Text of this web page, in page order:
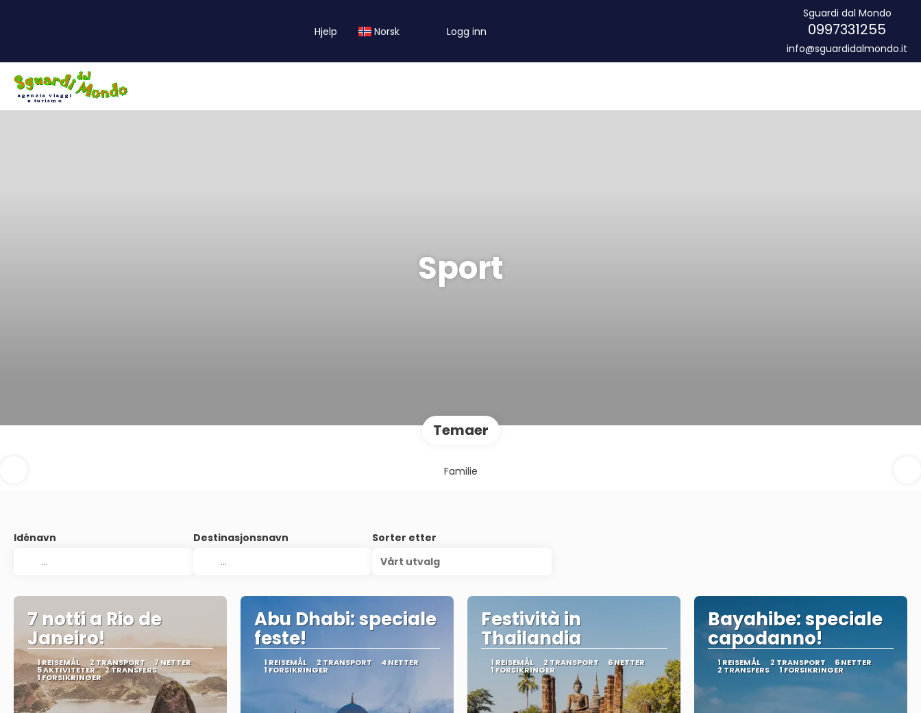
Hjelp Norsk Logg inn
Sguardi dal Mondo
0997331255
info@sguardidalmondo.it
Sport
Temaer
Familie
Idénavn Destinasjonsnavn
Sorter etter
Vårt utvalg
7 notti a Rio de
Janeiro!
1 REISEMÅL 2 TRANSPORT 7 NETTER
5 AKTIVITETER 2 TRANSFERS
1 FORSIKRINGER
Abu Dhabi: speciale
feste!
1 REISEMÅL 2 TRANSPORT 4 NETTER
1 FORSIKRINGER
Festività in
Thailandia
1 REISEMÅL 2 TRANSPORT 6 NETTER
1 FORSIKRINGER
Bayahibe: speciale
capodanno!
1 REISEMÅL 2 TRANSPORT 6 NETTER
2 TRANSFERS 1 FORSIKRINGER